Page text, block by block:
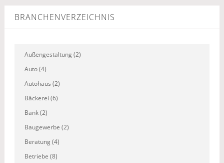
BRANCHENVERZEICHNIS
Außengestaltung (2)
Auto (4)
Autohaus (2)
Bäckerei (6)
Bank (2)
Baugewerbe (2)
Beratung (4)
Betriebe (8)